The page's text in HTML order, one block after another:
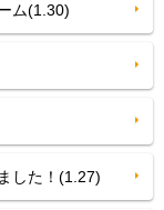
ム(1.30)
した！(1.27)